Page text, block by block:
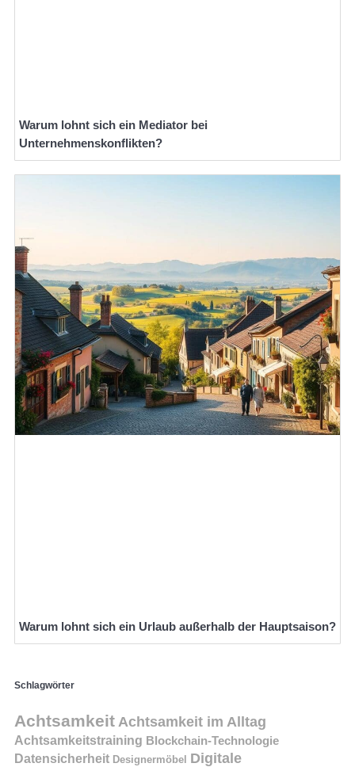
Warum lohnt sich ein Mediator bei
Unternehmenskonflikten?
Warum lohnt sich ein Urlaub außerhalb der Hauptsaison?
Schlagwörter
Achtsamkeit Achtsamkeit im Alltag
Achtsamkeitstraining Blockchain-Technologie
Datensicherheit Designermöbel
Digitale